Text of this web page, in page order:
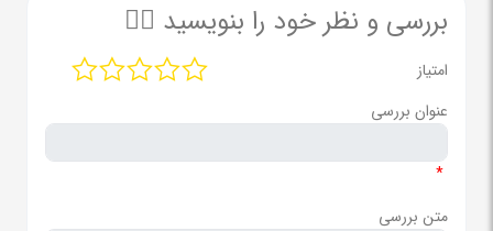
بررسی و نظر خود را بنویسید ✍🏻
امتیاز
عنوان بررسی
*
متن بررسی